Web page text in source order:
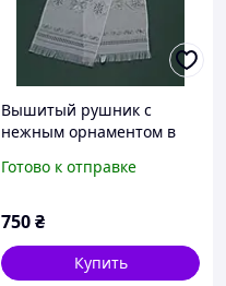
Вышитый рушник с
нежным орнаментом в
Готово к отправке
750₴
Купить